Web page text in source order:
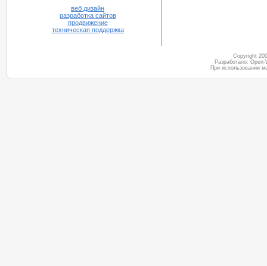
веб дизайн
разработка сайтов
продвижение
техническая поддержка
Copyright
Разработано:
При использовании